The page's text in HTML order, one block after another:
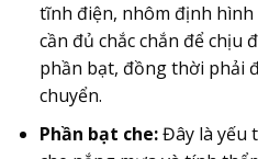
tĩnh điện, nhôm định
cần đủ chắc chắn để chịu
phần bạt, đồng thời phải
chuyển.
Phần bạt che:Đây là yếu